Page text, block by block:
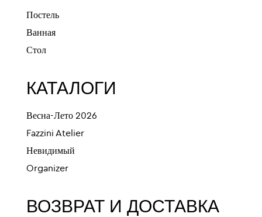
Постель
Ванная
Стол
КАТАЛОГИ
Весна-Лето 2026
Fazzini Atelier
Невидимый
Organizer
ВОЗВРАТ И ДОСТАВКА